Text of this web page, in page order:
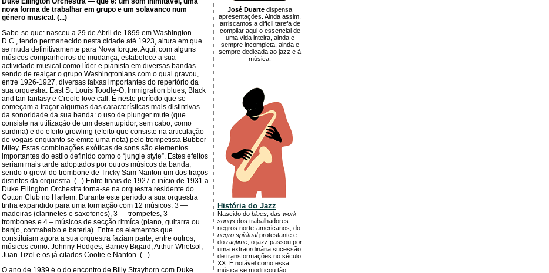
nova forma de trabalhar em grupo e um solavanco num
género musical. (...)
Sabe-se que: nasceu a 29 de Abril de 1899 em Washington
D.C., tendo permanecido nesta cidade até 1923, altura em que
se muda definitivamente para Nova Iorque. Aqui, com alguns
músicos companheiros de mudança, estabelece a sua
actividade musical como líder e pianista em diversas bandas
sendo de realçar o grupo Washingtonians com o qual gravou,
entre 1926-1927, diversas faixas importantes do repertório da
sua orquestra: East St. Louis Toodle-O, Immigration blues, Black
and tan fantasy e Creole love call. É neste período que se
começam a traçar algumas das características mais distintivas
da sonoridade da sua banda: o uso de plunger mute (que
consiste na utilização de um desentupidor, sem cabo, como
surdina) e do efeito growling (efeito que consiste na articulação
de vogais enquanto se emite uma nota) pelo trompetista Bubber
Miley. Estas combinações exóticas de sons são elementos
importantes do estilo definido como o “jungle style”. Estes efeitos
seriam mais tarde adoptados por outros músicos da banda,
sendo o growl do trombone de Tricky Sam Nanton um dos traços
distintos da orquestra. (...) Entre finais de 1927 e início de 1931 a
Duke Ellington Orchestra torna-se na orquestra residente do
Cotton Club no Harlem. Durante este período a sua orquestra
tinha expandido para uma formação com 12 músicos: 3 —
madeiras (clarinetes e saxofones), 3 — trompetes, 3 —
trombones e 4 – músicos de secção ritmíca (piano, guitarra ou
banjo, contrabaixo e bateria). Entre os elementos que
constituiam agora a sua orquestra faziam parte, entre outros,
músicos como: Johnny Hodges, Barney Bigard, Arthur Whetsol,
Juan Tizol e os já citados Cootie e Nanton. (...)
O ano de 1939 é o do encontro de Billy Strayhorn com Duke
José Duarte dispensa
apresentações. Ainda assim,
arriscamos a difícil tarefa de
compilar aqui o essencial de
uma vida inteira, ainda e
sempre incompleta, ainda e
sempre dedicada ao jazz e à
música.
História do Jazz
Nascido do blues , das work
songs dos trabalhadores
negros norte-americanos, do
negro spiritualprotestante e
do ragtime , o jazz passou por
uma extraordinária sucessão
de transformações no século
XX. É notável como essa
música se modificou tão